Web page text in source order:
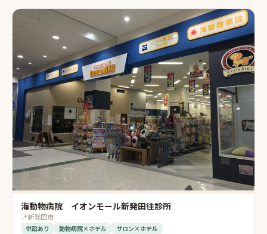
海動物病院 イオンモール新発田往診所
📍新発田市
併設あり 動物病院×ホテル サロン×ホテル